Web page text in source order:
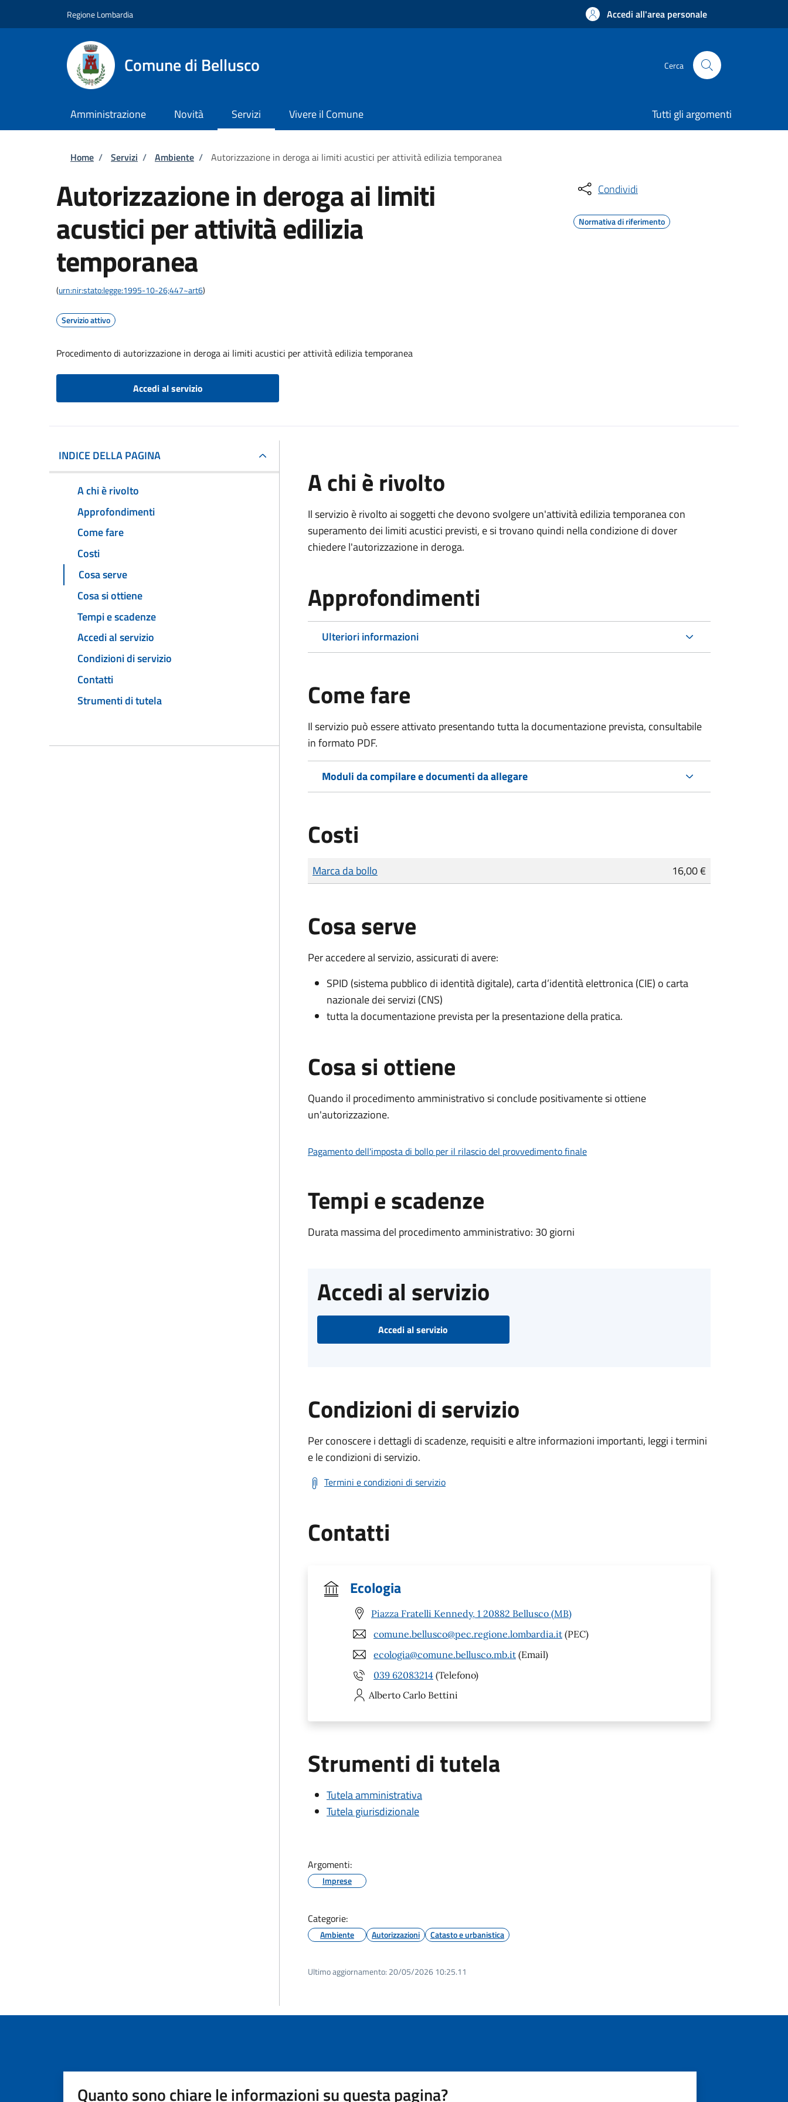
Regione Lombardia Accedi all'area personale
Comune di Bellusco Cerca
Amministrazione Novità Servizi Vivere il Comune Tutti gli argomenti
Briciole di pane
Home / Servizi / Ambiente / Autorizzazione in deroga ai limiti acustici per attività edilizia temporanea
Autorizzazione in deroga ai limiti
acustici per attività edilizia
temporanea
(urn:nir:stato:legge:1995-10-26;447~art6)
Servizio attivo
Procedimento di autorizzazione in deroga ai limiti acustici per attività edilizia temporanea
Accedi al servizio
Condividi
Normativa di riferimento
INDICE DELLA PAGINA
A chi è rivolto
Approfondimenti
Come fare
Costi
Cosa serve
Cosa si ottiene
Tempi e scadenze
Accedi al servizio
Condizioni di servizio
Contatti
Strumenti di tutela
A chi è rivolto
Il servizio è rivolto ai soggetti che devono svolgere un'attività edilizia temporanea con
superamento dei limiti acustici previsti, e si trovano quindi nella condizione di dover
chiedere l'autorizzazione in deroga.
Approfondimenti
Ulteriori informazioni
Come fare
Il servizio può essere attivato presentando tutta la documentazione prevista, consultabile
in formato PDF.
Moduli da compilare e documenti da allegare
Costi
Tipo di pagamento
Importo
Marca da bollo 16,00 €
Cosa serve
Per accedere al servizio, assicurati di avere:
SPID (sistema pubblico di identità digitale), carta d’identità elettronica (CIE) o carta
nazionale dei servizi (CNS)
tutta la documentazione prevista per la presentazione della pratica.
Cosa si ottiene
Quando il procedimento amministrativo si conclude positivamente si ottiene
un'autorizzazione.
Pagamento dell'imposta di bollo per il rilascio del provvedimento finale
Tempi e scadenze
Durata massima del procedimento amministrativo: 30 giorni
Accedi al servizio
Accedi al servizio
Condizioni di servizio
Per conoscere i dettagli di scadenze, requisiti e altre informazioni importanti, leggi i termini
e le condizioni di servizio.
Termini e condizioni di servizio
Contatti
Ecologia
Piazza Fratelli Kennedy, 1 20882 Bellusco (MB)
comune.bellusco@pec.regione.lombardia.it (PEC)
ecologia@comune.bellusco.mb.it (Email)
039 62083214 (Telefono)
Alberto Carlo Bettini
Strumenti di tutela
Tutela amministrativa
Tutela giurisdizionale
Argomenti:
Imprese
Categorie:
Ambiente Autorizzazioni Catasto e urbanistica
Ultimo aggiornamento: 20/05/2026 10:25.11
Quanto sono chiare le informazioni su questa pagina?